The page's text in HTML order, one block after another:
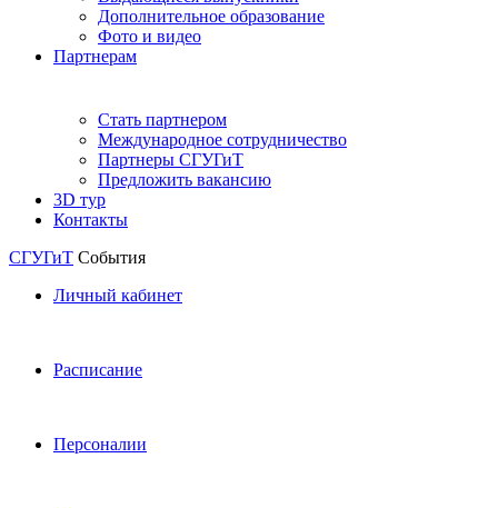
Дополнительное образование
Фото и видео
Партнерам
Стать партнером
Международное сотрудничество
Партнеры СГУГиТ
Предложить вакансию
3D тур
Контакты
СГУГиТ События
Личный кабинет
Расписание
Персоналии